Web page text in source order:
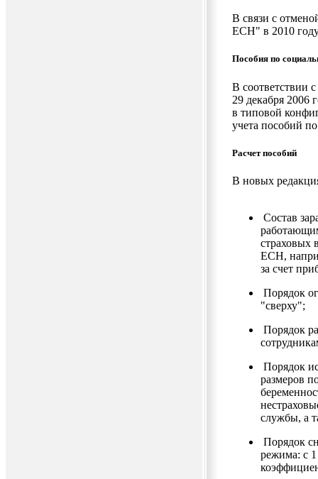
В связи с
ЕСН" в 2010 году
Пособия по
В соответствии
29 декабря
в типовой
учета пособий
Расчет пособий
В новых
Состав
страховых
ЕСН,
за счет
Порядок
"сверху";
Порядок
Порядок
размеров
службы, а
Порядок
режима: с